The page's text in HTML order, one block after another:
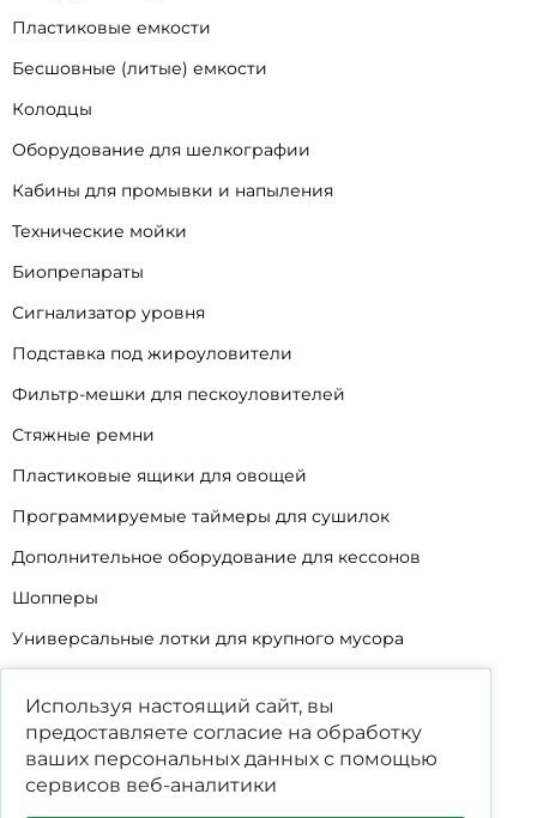
Пластиковые емкости
Бесшовные (литые) емкости
Колодцы
Оборудование для шелкографии
Кабины для промывки и напыления
Технические мойки
Биопрепараты
Сигнализатор уровня
Подставка под жироуловители
Фильтр-мешки для пескоуловителей
Стяжные ремни
Пластиковые ящики для овощей
Программируемые таймеры для сушилок
Дополнительное оборудование для кессонов
Шопперы
Универсальные лотки для крупного мусора
Уцененные товары
Используя настоящий сайт, вы
предоставляете согласие на обработку
ваших персональных данных с помощью
сервисов веб-аналитики